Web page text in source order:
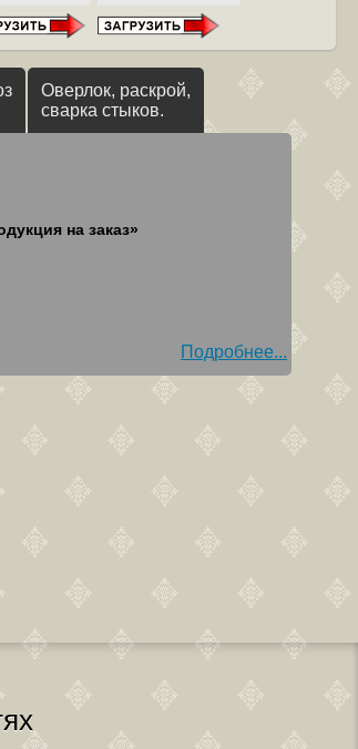
Оверлок, раскрой,
сварка стыков.
на заказ»
Подробнее...